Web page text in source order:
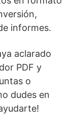
informes.
aclarado
PDF y
o
dudes en